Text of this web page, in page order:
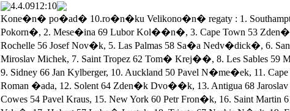
4.4.0912:10
Kone�n� po�ad� 10.ro�n�ku Velikono�n� regaty : 1.
Pokorn�, 2. Mese�ina 69 Lubor Kol��n�, 3. Cape Town 53
Rochelle 56 Josef Nov�k, 5. Las Palmas 58 Sa�a Nedv�dick�, 6.
Miroslav Michek, 7. Saint Tropez 62 Tom� Krej��, 8. Les Sables 59
9. Sidney 66 Jan Kylberger, 10. Auckland 50 Pavel N�me�ek, 11.
Roman �ada, 12. Solent 64 Zden�k Dvo��k, 13. Antigua 68 Jaroslav
Cowes 54 Pavel Kraus, 15. New York 60 Petr Fron�k, 16. Saint